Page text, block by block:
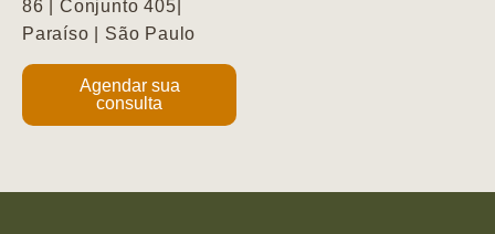
86 | Conjunto 405|
Paraíso | São Paulo
Agendar sua
consulta